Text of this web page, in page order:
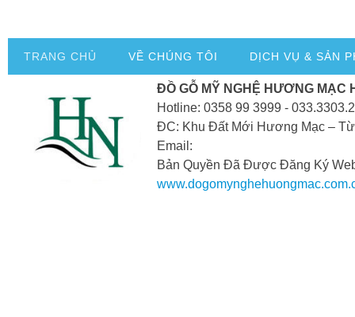
TRANG CHỦ VỀ CHÚNG TÔI DỊCH VỤ & SẢN
ĐỒ GỖ MỸ NGHỆ HƯƠNG MẠC
Hotline: 0358 99 3999 -
ĐC: Khu Đất Mới Hương Mạc –
Email:
Bản Quyền Đã Được Đăng Ký